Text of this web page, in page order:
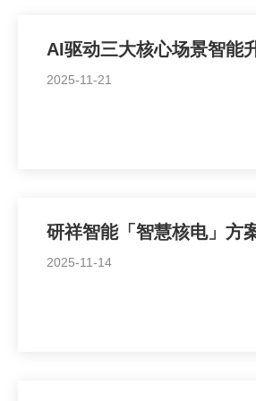
AI驱动三大核心场景智能
2025-11-21
研祥智能「智慧核电」方
2025-11-14